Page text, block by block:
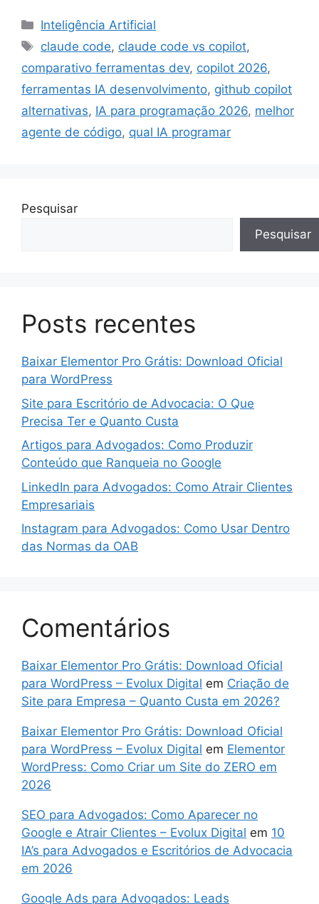
Categorias
Inteligência Artificial
Tags
claude code, claude code vs copilot,
comparativo ferramentas dev, copilot 2026,
ferramentas IA desenvolvimento, github copilot
alternativas, IA para programação 2026, melhor
agente de código, qual IA programar
Pesquisar
Pesquisar
Posts recentes
Baixar Elementor Pro Grátis: Download Oficial
para WordPress
Site para Escritório de Advocacia: O Que
Precisa Ter e Quanto Custa
Artigos para Advogados: Como Produzir
Conteúdo que Ranqueia no Google
LinkedIn para Advogados: Como Atrair Clientes
Empresariais
Instagram para Advogados: Como Usar Dentro
das Normas da OAB
Comentários
Baixar Elementor Pro Grátis: Download Oficial
para WordPress – Evolux Digital em Criação de
Site para Empresa – Quanto Custa em 2026?
Baixar Elementor Pro Grátis: Download Oficial
para WordPress – Evolux Digital em Elementor
WordPress: Como Criar um Site do ZERO em
2026
SEO para Advogados: Como Aparecer no
Google e Atrair Clientes – Evolux Digital em 10
IA’s para Advogados e Escritórios de Advocacia
em 2026
Google Ads para Advogados: Leads